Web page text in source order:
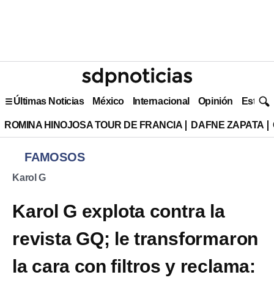
Últimas Noticias México Internacional Opinión Estilo
ROMINA HINOJOSA TOUR DE FRANCIA DAFNE ZAPATA
FAMOSOS
Karol G
Karol G explota contra la
revista GQ; le transformaron
la cara con filtros y reclama: